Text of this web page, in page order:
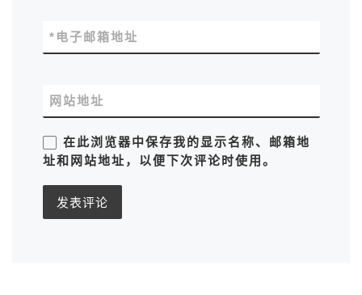
电子邮箱地址
*
网站地址
在此浏览器中保存我的显示名称、邮箱地
址和网站地址，以便下次评论时使用。